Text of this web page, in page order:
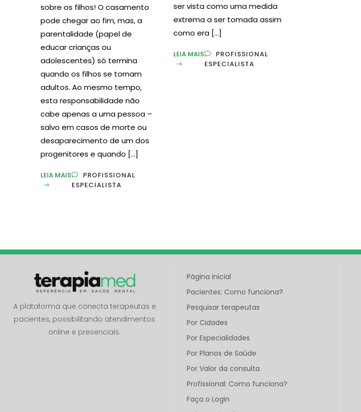
sobre os filhos! O casamento
pode chegar ao fim, mas, a
parentalidade (papel de
educar crianças ou
adolescentes) só termina
quando os filhos se tornam
adultos. Ao mesmo tempo,
esta responsabilidade não
cabe apenas a uma pessoa –
salvo em casos de morte ou
desaparecimento de um dos
progenitores e quando […]
LEIA MAIS
PROFISSIONAL
ESPECIALISTA
ser vista como uma medida
extrema a ser tomada assim
como era […]
LEIA MAIS
PROFISSIONAL
ESPECIALISTA
A plataforma que conecta terapeutas e
pacientes, possibilitando atendimentos
online e presenciais.
Página inicial
Pacientes: Como funciona?
Pesquisar terapeutas
Por Cidades
Por Especialidades
Por Planos de Saúde
Por Valor da consulta
Profissional: Como funciona?
Faça o Login